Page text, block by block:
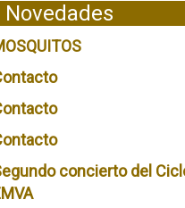
Novedades
concierto del